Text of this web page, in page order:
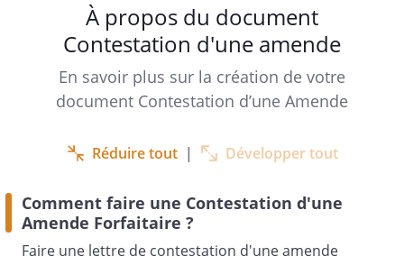
Lettre recommandée avec AR
Référence :
Madame, Monsieur ,
À propos du document
Contestation d'une amende
En savoir plus sur la création de votre
document Contestation d’une Amende
Réduire tout | Développer tout
Comment faire une Contestation d'une
Amende Forfaitaire ?
Faire une lettre de contestation d'une amende